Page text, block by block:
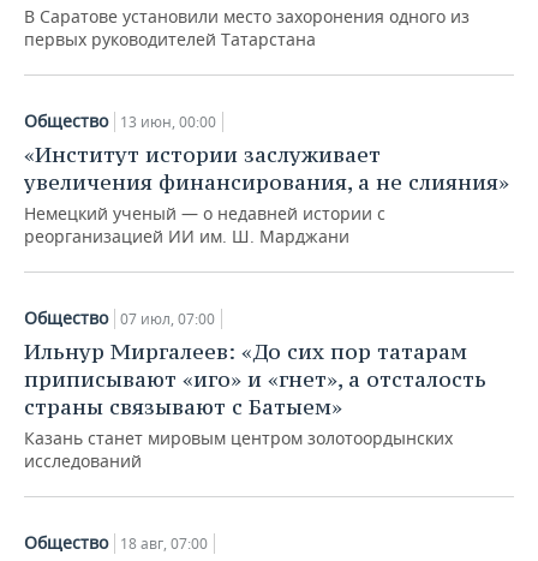
В Саратове установили место захоронения одного из
первых руководителей Татарстана
Общество 13 июн, 00:00
«Институт истории заслуживает
увеличения финансирования, а не слияния»
Немецкий ученый — о недавней истории с
реорганизацией ИИ им. Ш. Марджани
Общество 07 июл, 07:00
Ильнур Миргалеев: «До сих пор татарам
приписывают «иго» и «гнет», а отсталость
страны связывают с Батыем»
Казань станет мировым центром золотоордынских
исследований
Общество 18 авг, 07:00